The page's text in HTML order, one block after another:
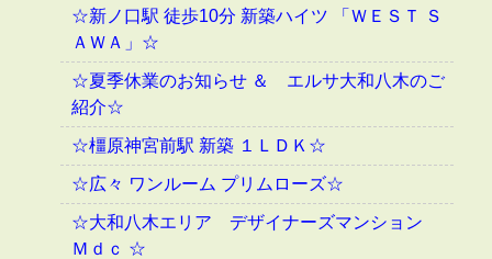
☆新ノ口駅 徒歩10分 新築ハイツ 「ＷＥＳＴ Ｓ
ＡＷＡ」☆
☆夏季休業のお知らせ ＆ エルサ大和八木のご
紹介☆
☆橿原神宮前駅 新築 １ＬＤＫ☆
☆広々 ワンルーム プリムローズ☆
☆大和八木エリア デザイナーズマンション
Ｍｄｃ ☆